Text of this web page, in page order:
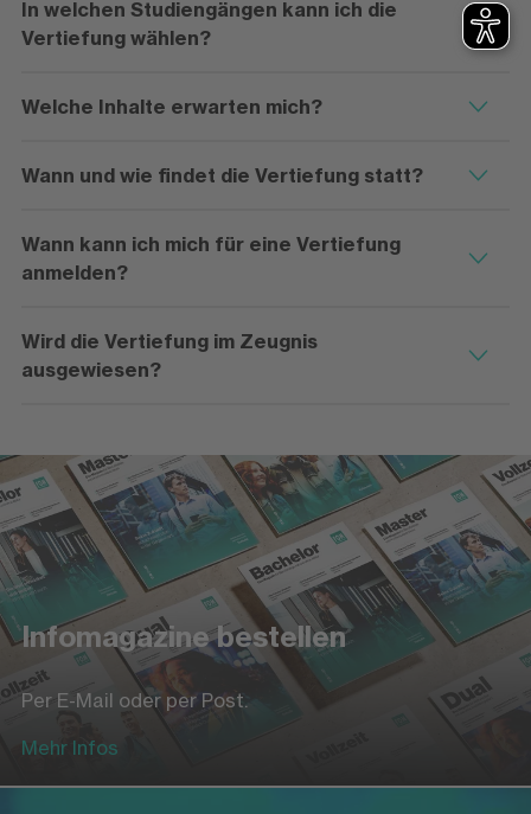
In welchen Studiengängen kann ich die
Vertiefung wählen?
Welche Inhalte erwarten mich?
Wann und wie findet die Vertiefung statt?
Wann kann ich mich für eine Vertiefung
anmelden?
Wird die Vertiefung im Zeugnis
ausgewiesen?
Infomagazine bestellen
Per E-Mail oder per Post.
Mehr Infos